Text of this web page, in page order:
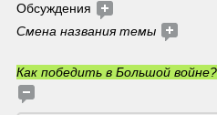
Обсуждения
Смена названия темы
Как победить в Большой